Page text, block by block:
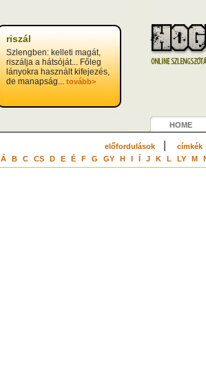
riszál
Szlengben: kelleti magát,
riszálja a hátsóját... Főleg
lányokra használt kifejezés,
de manapság... tovább>
HOME
előfordulások| címkék
Á B C CS D E É F G GY H I Í J K L LY M